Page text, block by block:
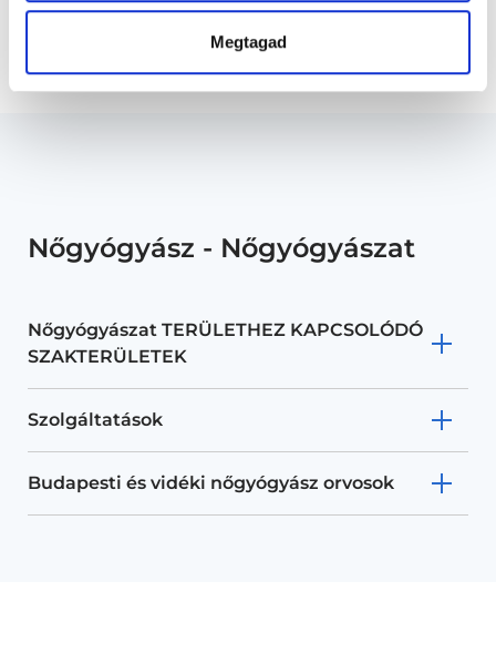
Megtagad
Főoldal Nőgyógyász
Meddőségi / termékenységi kontroll konzultáció
Nőgyógyász - Nőgyógyászat
Nőgyógyászat TERÜLETHEZ KAPCSOLÓDÓ
SZAKTERÜLETEK
Szolgáltatások
Budapesti és vidéki nőgyógyász orvosok